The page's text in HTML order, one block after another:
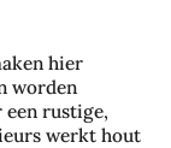
hier
worden
rustige,
werkt hout